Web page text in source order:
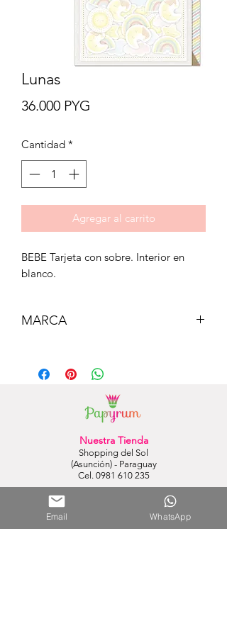
Lunas
36.000 PYG
Cantidad *
Agregar al carrito
BEBE Tarjeta con sobre. Interior en
blanco.
MARCA
Nuestra Tienda
Shopping del Sol
(Asunción) - Paraguay
Cel. 0981 610 235
Nuestra Tienda Online
WhatsApp:
0981 756 792
Mail:hola@papyrumpy.com
Email WhatsApp